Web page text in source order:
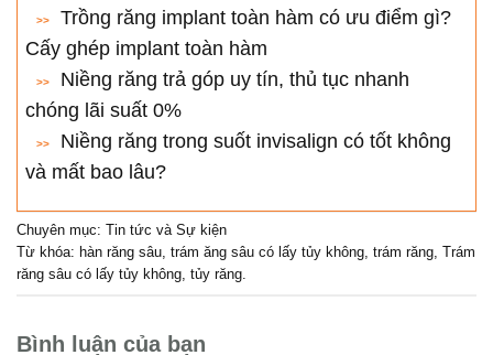
Trồng răng implant toàn hàm có ưu điểm gì?
Cấy ghép implant toàn hàm
Niềng răng trả góp uy tín, thủ tục nhanh
chóng lãi suất 0%
Niềng răng trong suốt invisalign có tốt không
và mất bao lâu?
Chuyên mục: Tin tức và Sự kiện
Từ khóa: hàn răng sâu, trám ăng sâu có lấy tủy không, trám răng, Trám
răng sâu có lấy tủy không, tủy răng.
Bình luận của bạn